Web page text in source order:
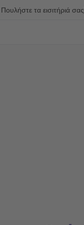
Πουλήστε τα εισιτήριά σας